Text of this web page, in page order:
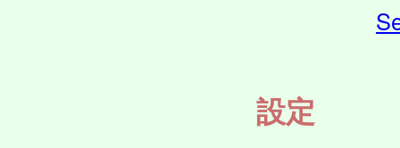
設定